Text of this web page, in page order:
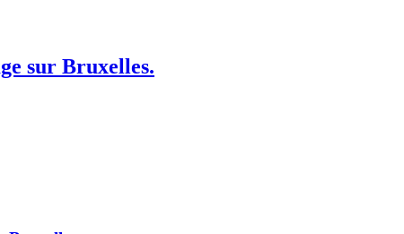
sur Bruxelles.